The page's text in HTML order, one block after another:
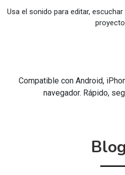
Usa el sonido para editar,
Compatible con Android,
navegador. Rápido,